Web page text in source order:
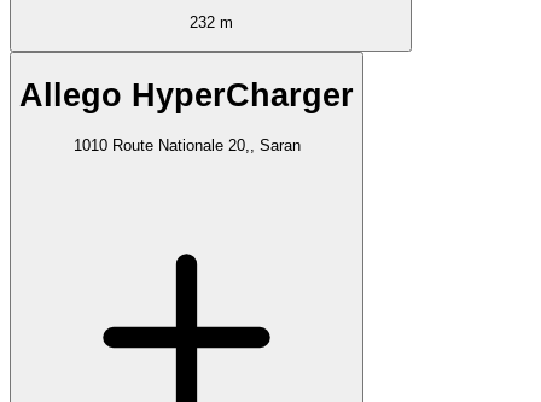
232 m
Allego HyperCharger
1010 Route Nationale 20,, Saran